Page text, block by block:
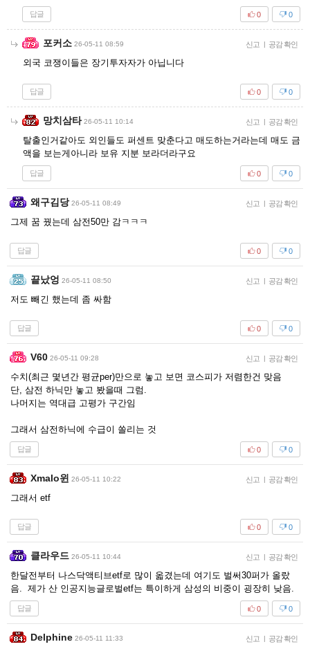
답글 0
0
포커소 26-05-11 08:59 신고 공감 확인
외국 코쟁이들은 장기투자자가 아닙니다
답글 0
0
망치삼타 26-05-11 10:14 신고 공감 확인
탈출인거같아도 외인들도 퍼센트 맞춘다고 매도하는거라는데 매도 금
액을 보는게아니라 보유 지분 보라더라구요
답글 0
0
왜구김당 26-05-11 08:49 신고 공감 확인
그제 꿈 꿨는데 삼전50만 감ㅋㅋㅋ
답글 0
0
끝났엉 26-05-11 08:50 신고 공감 확인
저도 빼긴 했는데 좀 싸함
답글 0
0
V60 26-05-11 09:28 신고 공감 확인
수치(최근 몇년간 평균per)만으로 놓고 보면 코스피가 저렴한건 맞음
단, 삼전 하닉만 놓고 봤을때 그럼.
나머지는 역대급 고평가 구간임
그래서 삼전하닉에 수급이 쏠리는 것
답글 0
0
Xmalo윈 26-05-11 10:22 신고 공감 확인
그래서 etf
답글 0
0
클라우드 26-05-11 10:44 신고 공감 확인
한달전부터 나스닥액티브etf로 많이 옯겼는데 여기도 벌써30퍼가 올랐
음. 제가 산 인공지능글로벌etf는 특이하게 삼성의 비중이 굉장히 낮음.
답글 0
0
Delphine 26-05-11 11:33 신고 공감 확인